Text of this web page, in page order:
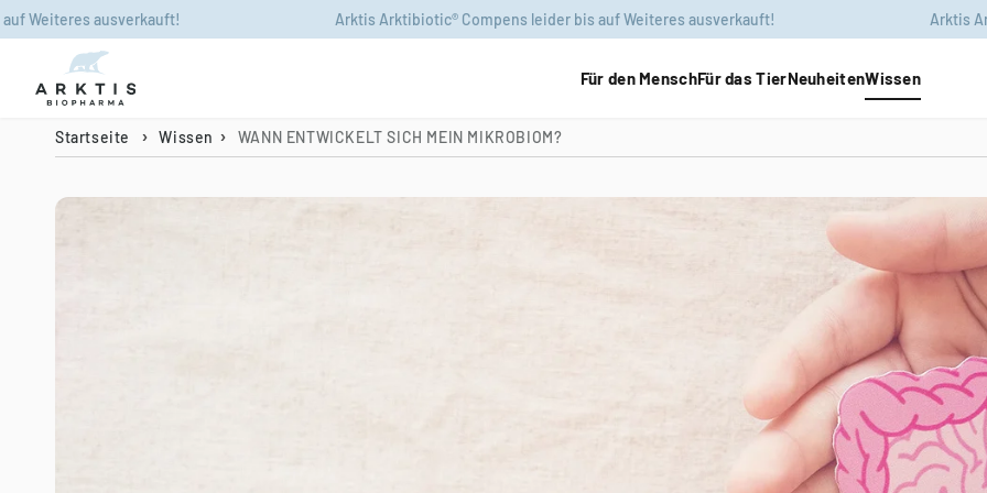
Zum Inhalt
springen
Arktis Arktibiotic® Compens leider bis auf Weiteres ausverkauft! Arktis Arktibiotic®
Für den MenschFür das TierNeuheitenWissen
Startseite Wissen WANN ENTWICKELT SICH MEIN MIKROBIOM?